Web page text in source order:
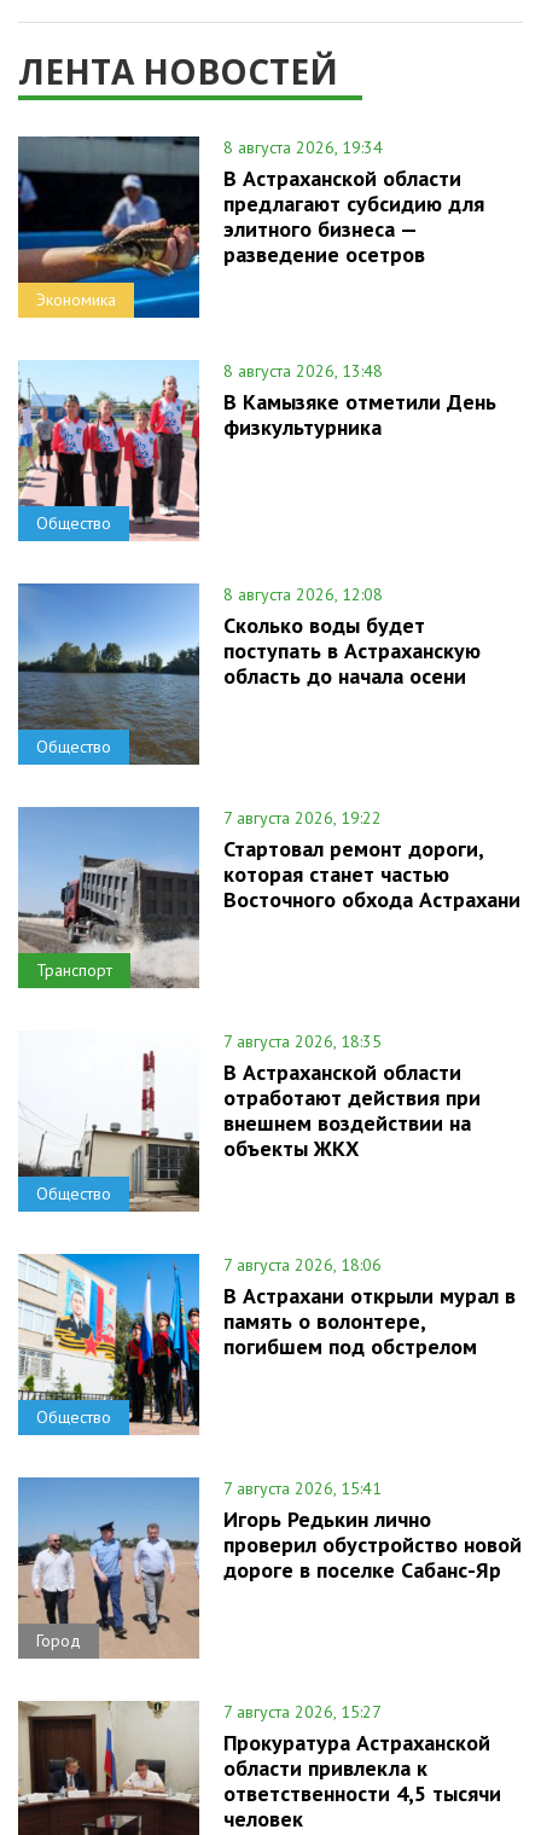
ЛЕНТА НОВОСТЕЙ
Экономика
8 августа 2026, 19:34
В Астраханской области
предлагают субсидию для
элитного бизнеса —
разведение осетров
Общество
8 августа 2026, 13:48
В Камызяке отметили День
физкультурника
Общество
8 августа 2026, 12:08
Сколько воды будет
поступать в Астраханскую
область до начала осени
Транспорт
7 августа 2026, 19:22
Стартовал ремонт дороги,
которая станет частью
Восточного обхода Астрахани
Общество
7 августа 2026, 18:35
В Астраханской области
отработают действия при
внешнем воздействии на
объекты ЖКХ
Общество
7 августа 2026, 18:06
В Астрахани открыли мурал в
память о волонтере,
погибшем под обстрелом
Город
7 августа 2026, 15:41
Игорь Редькин лично
проверил обустройство новой
дороге в поселке Сабанс-Яр
7 августа 2026, 15:27
Прокуратура Астраханской
области привлекла к
ответственности 4,5 тысячи
человек